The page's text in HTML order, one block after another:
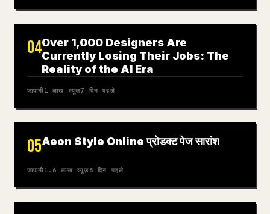
04Over 1,000 Designers Are
Currently Losing Their Jobs: The
Reality of the AI Era
जापानी1 लाख व्यूज़7 दिन पहले
05Aeon Style Online प्रोडक्ट पेज सारांश
जापानी1.6 लाख व्यूज़6 दिन पहले